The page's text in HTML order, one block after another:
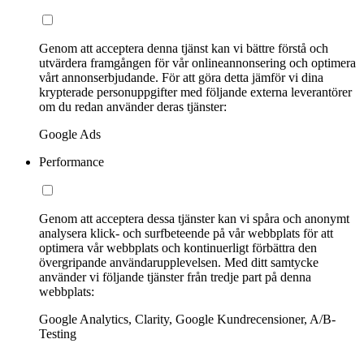
Genom att acceptera denna tjänst kan vi bättre förstå och
utvärdera framgången för vår onlineannonsering och optimera
vårt annonserbjudande. För att göra detta jämför vi dina
krypterade personuppgifter med följande externa leverantörer
om du redan använder deras tjänster:
Google Ads
Performance
Genom att acceptera dessa tjänster kan vi spåra och anonymt
analysera klick- och surfbeteende på vår webbplats för att
optimera vår webbplats och kontinuerligt förbättra den
övergripande användarupplevelsen. Med ditt samtycke
använder vi följande tjänster från tredje part på denna
webbplats:
Google Analytics, Clarity, Google Kundrecensioner, A/B-
Testing